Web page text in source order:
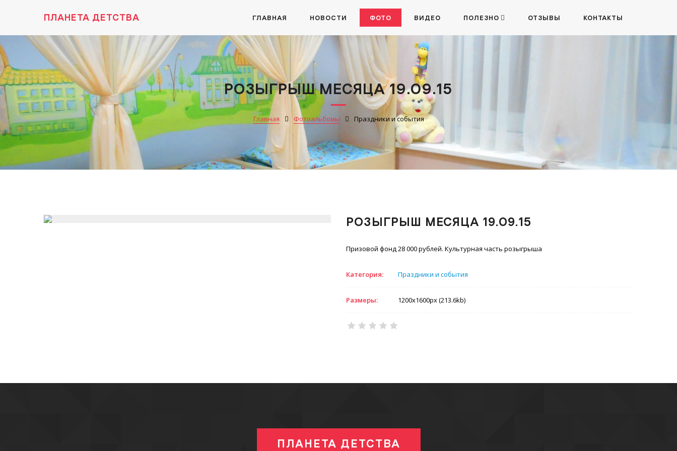
ПЛАНЕТА ДЕТСТВА ГЛАВНАЯ НОВОСТИ ФОТО ВИДЕО ПОЛЕЗНО ОТЗЫВЫ КОНТАКТЫ
РОЗЫГРЫШ МЕСЯЦА 19.09.15
Главная Фотоальбомы Праздники и события
РОЗЫГРЫШ МЕСЯЦА 19.09.15
Призовой фонд 28 000 рублей. Культурная часть розыгрыша
Категория: Праздники и события
Размеры: 1200x1600px (213.6kb)
ПЛАНЕТА ДЕТСТВА